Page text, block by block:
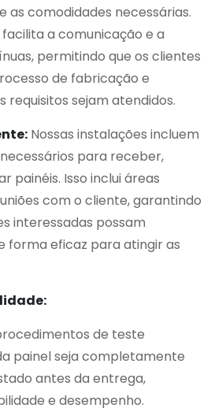
as comodidades necessárias.
a comunicação e a
permitindo que os clientes
de fabricação e
requisitos sejam atendidos.
Nossas instalações incluem
para receber,
painéis. Isso inclui áreas
com o cliente, garantindo
interessadas possam
forma eficaz para atingir as
de teste
painel seja completamente
antes da entrega,
e desempenho.